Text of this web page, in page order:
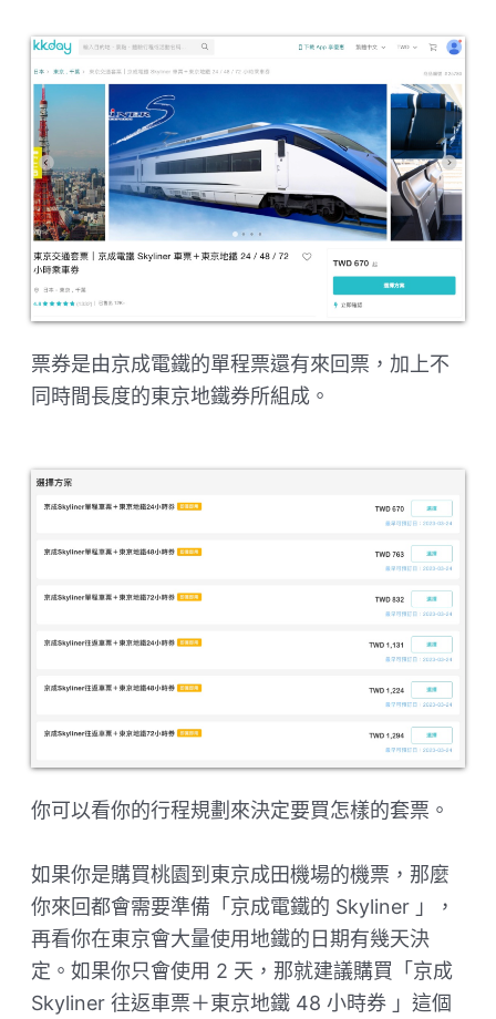
票券是由京成電鐵的單程票還有來回票，加上不
同時間長度的東京地鐵券所組成。
你可以看你的行程規劃來決定要買怎樣的套票。
如果你是購買桃園到東京成田機場的機票，那麼
你來回都會需要準備「京成電鐵的 Skyliner 」，
再看你在東京會大量使用地鐵的日期有幾天決
定。如果你只會使用 2 天，那就建議購買「京成
Skyliner 往返車票＋東京地鐵 48 小時券 」這個